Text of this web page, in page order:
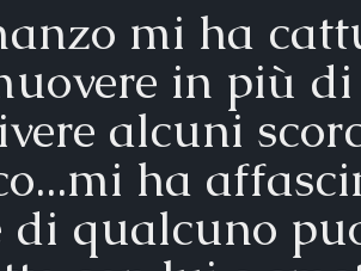
mi ha
in più
alcuni
ha
di qualcuno